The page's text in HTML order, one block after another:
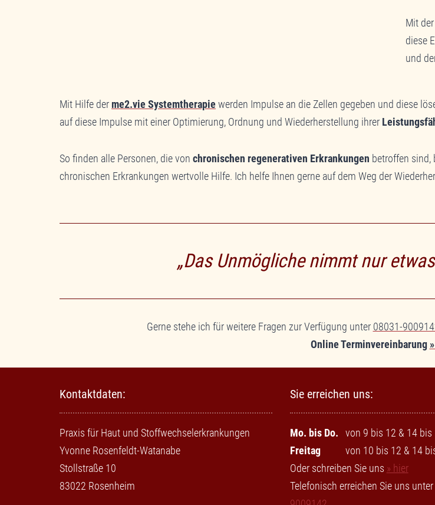
Mit
diese
und
Mit Hilfe der me2.vie Systemtherapie werden Impulse an die Zellen gegeben und diese
auf diese Impulse mit einer Optimierung, Ordnung und Wiederherstellung ihrer
So finden alle Personen, die von chronischen regenerativen Erkrankungen betroffen sind,
chronischen Erkrankungen wertvolle Hilfe. Ich helfe Ihnen gerne auf dem Weg der
„Das Unmögliche nimmt nur
Gerne stehe ich für weitere Fragen zur Verfügung unter 08031-
Online Terminvereinbarung
Kontaktdaten:
Praxis für Haut und Stoffwechselerkrankungen
Yvonne Rosenfeldt-Watanabe
Stollstraße 10
83022 Rosenheim
Sie erreichen uns:
Mo. bis Do.
von 9 bis 12 & 14 bis
Freitag
von 10 bis 12 & 14
Oder schreiben Sie uns » hier
Telefonisch erreichen Sie uns unter